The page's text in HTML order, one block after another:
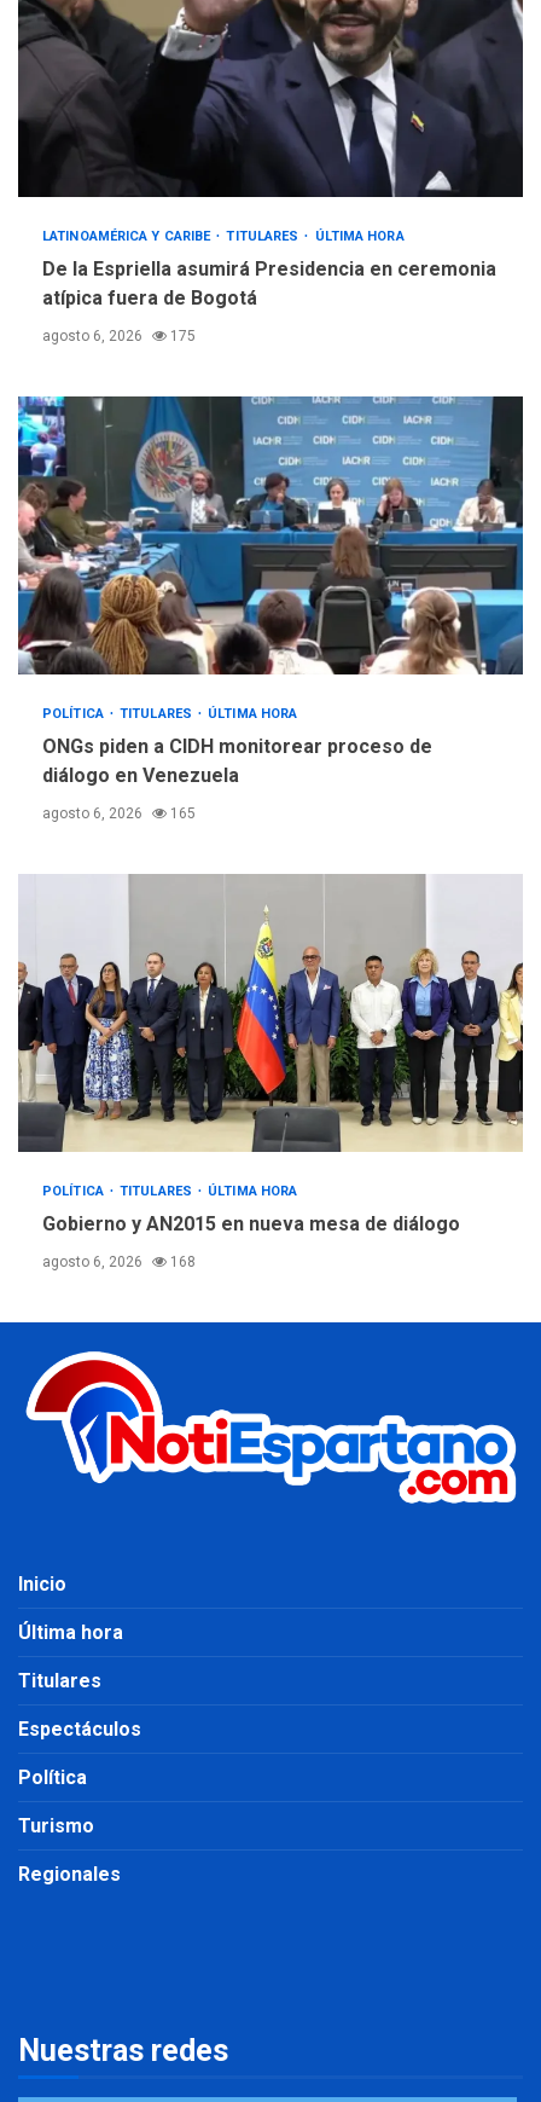
LATINOAMÉRICA Y CARIBE TITULARES ÚLTIMA HORA
De la Espriella asumirá Presidencia en ceremonia
atípica fuera de Bogotá
agosto 6, 2026 175
POLÍTICA TITULARES ÚLTIMA HORA
ONGs piden a CIDH monitorear proceso de
diálogo en Venezuela
agosto 6, 2026 165
POLÍTICA TITULARES ÚLTIMA HORA
Gobierno y AN2015 en nueva mesa de diálogo
agosto 6, 2026 168
Inicio
Última hora
Titulares
Espectáculos
Política
Turismo
Regionales
Nuestras redes